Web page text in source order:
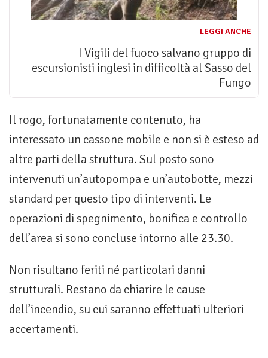
LEGGI ANCHE
I Vigili del fuoco salvano gruppo di
escursionisti inglesi in difficoltà al Sasso del
Fungo
Il rogo, fortunatamente contenuto, ha
interessato un cassone mobile e non si è esteso ad
altre parti della struttura. Sul posto sono
intervenuti un’autopompa e un’autobotte, mezzi
standard per questo tipo di interventi. Le
operazioni di spegnimento, bonifica e controllo
dell’area si sono concluse intorno alle 23.30.
Non risultano feriti né particolari danni
strutturali. Restano da chiarire le cause
dell’incendio, su cui saranno effettuati ulteriori
accertamenti.